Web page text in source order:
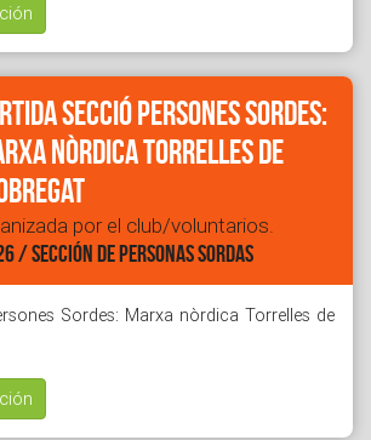
secció Persones Sordes:
nòrdica Torrelles de
por el club/voluntarios.
/ SECCIÓN DE PERSONAS SORDAS
Sordes: Marxa nòrdica Torrelles de